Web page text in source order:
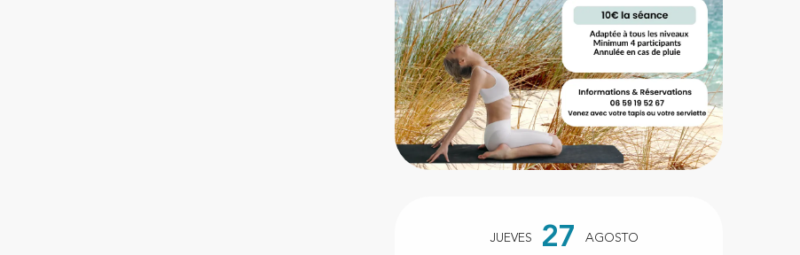
Horarios y datos de
JUEVES 27 AGOSTO